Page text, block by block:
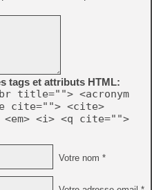
tags et attributs HTML:
title=""> <acronym
cite=""> <cite>
<em> <i> <q cite="">
Votre nom *